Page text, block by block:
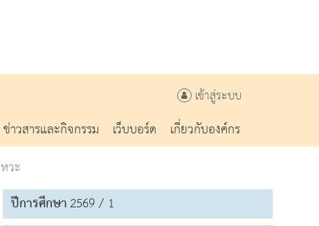
เข้าสู่ระบบ
ข่าวสารและกิจกรรม เว็บบอร์ด
เกี่ยวกับองค์กร
วะ
ปีการศึกษา2569 / 1